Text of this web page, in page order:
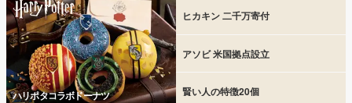
ハリポタコラボドーナツ
ヒカキン 二千万寄付
アソビ 米国拠点設立
賢い人の特徴20個